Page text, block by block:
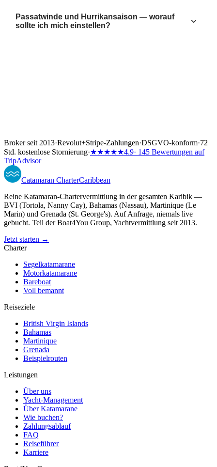
Passatwinde und Hurrikansaison — worauf
sollte ich mich einstellen?
Broker seit 2013·Revolut+Stripe-Zahlungen·DSGVO-konform·72
Std. kostenlose Stornierung·★★★★★4.9· 145 Bewertungen auf
TripAdvisor
Catamaran CharterCaribbean
Reine Katamaran-Chartervermittlung in der gesamten Karibik —
BVI (Tortola, Nanny Cay), Bahamas (Nassau), Martinique (Le
Marin) und Grenada (St. George's). Auf Anfrage, niemals live
gebucht. Teil der Boat4You Group, Yachtvermittlung seit 2013.
Jetzt starten →
Charter
Segelkatamarane
Motorkatamarane
Bareboat
Voll bemannt
Reiseziele
British Virgin Islands
Bahamas
Martinique
Grenada
Beispielrouten
Leistungen
Über uns
Yacht-Management
Über Katamarane
Wie buchen?
Zahlungsablauf
FAQ
Reiseführer
Karriere